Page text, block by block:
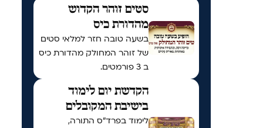
סטים זוהר הקדוש
מהדורת כיס
בשעה טובה חזר למלאי סטים
של זוהר המחולק מהדורת כיס
ב 3 פורמטים.
הקדשת יום לימוד
בישיבת המקובלים
לימוד בפרד"ס התורה,